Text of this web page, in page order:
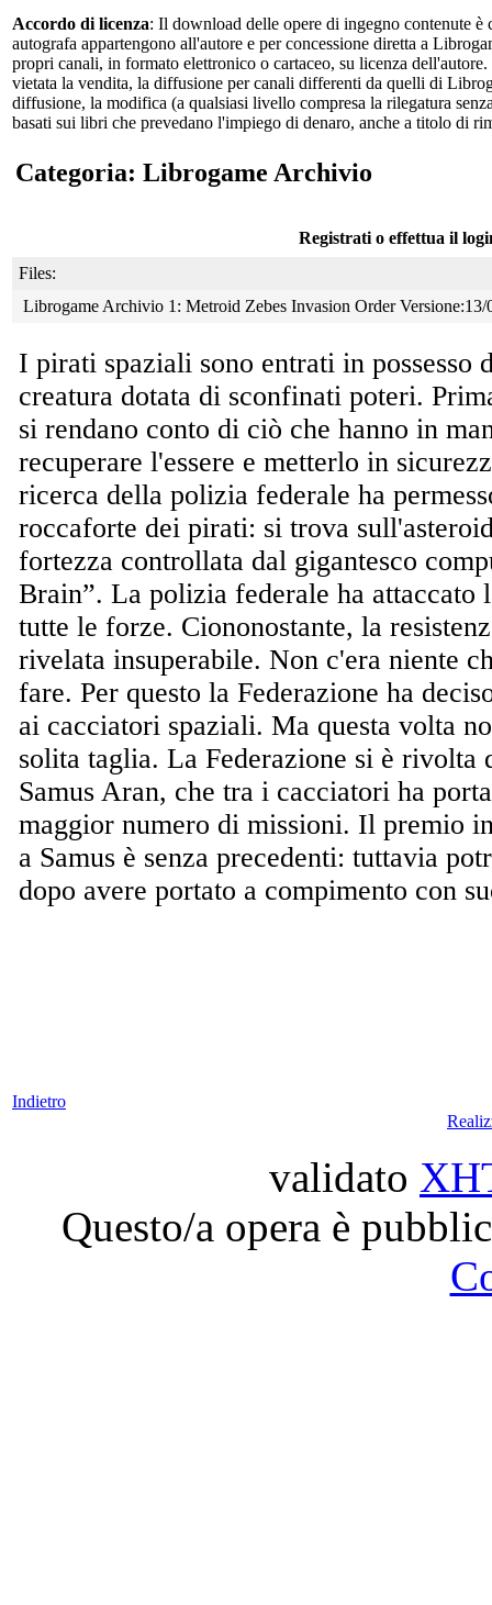
Accordo di licenza: Il download delle opere di ingegno contenute
autografa appartengono all'autore e per concessione diretta a
propri canali, in formato elettronico o cartaceo, su licenza
vietata la vendita, la diffusione per canali differenti da quelli di
diffusione, la modifica (a qualsiasi livello compresa la rilegatura
basati sui libri che prevedano l'impiego di denaro, anche a titolo di
Categoria: Librogame Archivio
Registrati o effettua il
Files:
Librogame Archivio 1: Metroid Zebes Invasion Order
I pirati spaziali sono entrati in possesso
creatura dotata di sconfinati poteri.
si rendano conto di ciò che hanno in
recuperare l'essere e metterlo in
ricerca della polizia federale ha
roccaforte dei pirati: si trova
fortezza controllata dal gigantesco
Brain”. La polizia federale ha attaccato
tutte le forze. Ciononostante, la
rivelata insuperabile. Non c'era niente
fare. Per questo la Federazione ha
ai cacciatori spaziali. Ma questa volta
solita taglia. La Federazione si è rivolta
Samus Aran, che tra i cacciatori ha
maggior numero di missioni. Il premio
a Samus è senza precedenti: tuttavia
dopo avere portato a compimento con
Indietro
validato
Questo/a opera è